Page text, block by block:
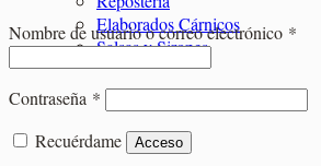
Elaborados Cárnicos
Salsas y Siropes
Nombre de usuario o correo electrónico *
Contraseña * Obligatorio
Recuérdame
Acceso